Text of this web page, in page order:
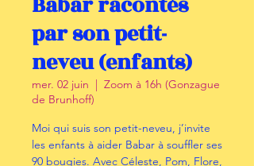
par son petit-
neveu (enfants)
mer. 02 juin
  |
Zoom à 16h (Gonzague
de Brunhoff)
Moi qui suis son petit-neveu, j’invite
les enfants à aider Babar à souffler ses
90 bougies. Avec Céleste, Pom, Flore,